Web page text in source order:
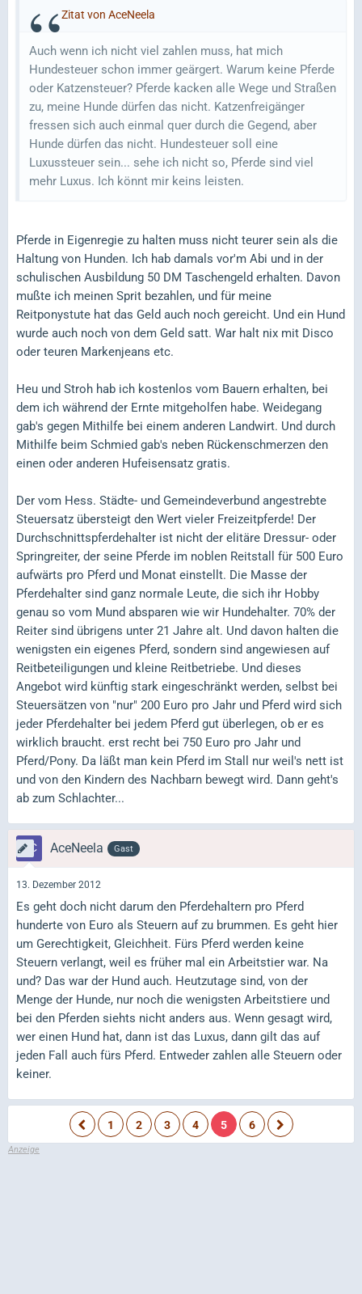
Zitat von AceNeela
Auch wenn ich nicht viel zahlen muss, hat mich
Hundesteuer schon immer geärgert. Warum keine Pferde
oder Katzensteuer? Pferde kacken alle Wege und Straßen
zu, meine Hunde dürfen das nicht. Katzenfreigänger
fressen sich auch einmal quer durch die Gegend, aber
Hunde dürfen das nicht. Hundesteuer soll eine
Luxussteuer sein... sehe ich nicht so, Pferde sind viel
mehr Luxus. Ich könnt mir keins leisten.
Pferde in Eigenregie zu halten muss nicht teurer sein als die
Haltung von Hunden. Ich hab damals vor'm Abi und in der
schulischen Ausbildung 50 DM Taschengeld erhalten. Davon
mußte ich meinen Sprit bezahlen, und für meine
Reitponystute hat das Geld auch noch gereicht. Und ein Hund
wurde auch noch von dem Geld satt. War halt nix mit Disco
oder teuren Markenjeans etc.
Heu und Stroh hab ich kostenlos vom Bauern erhalten, bei
dem ich während der Ernte mitgeholfen habe. Weidegang
gab's gegen Mithilfe bei einem anderen Landwirt. Und durch
Mithilfe beim Schmied gab's neben Rückenschmerzen den
einen oder anderen Hufeisensatz gratis.
Der vom Hess. Städte- und Gemeindeverbund angestrebte
Steuersatz übersteigt den Wert vieler Freizeitpferde! Der
Durchschnittspferdehalter ist nicht der elitäre Dressur- oder
Springreiter, der seine Pferde im noblen Reitstall für 500 Euro
aufwärts pro Pferd und Monat einstellt. Die Masse der
Pferdehalter sind ganz normale Leute, die sich ihr Hobby
genau so vom Mund absparen wie wir Hundehalter. 70% der
Reiter sind übrigens unter 21 Jahre alt. Und davon halten die
wenigsten ein eigenes Pferd, sondern sind angewiesen auf
Reitbeteiligungen und kleine Reitbetriebe. Und dieses
Angebot wird künftig stark eingeschränkt werden, selbst bei
Steuersätzen von "nur" 200 Euro pro Jahr und Pferd wird sich
jeder Pferdehalter bei jedem Pferd gut überlegen, ob er es
wirklich braucht. erst recht bei 750 Euro pro Jahr und
Pferd/Pony. Da läßt man kein Pferd im Stall nur weil's nett ist
und von den Kindern des Nachbarn bewegt wird. Dann geht's
ab zum Schlachter...
AceNeela Gast
13. Dezember 2012
Es geht doch nicht darum den Pferdehaltern pro Pferd
hunderte von Euro als Steuern auf zu brummen. Es geht hier
um Gerechtigkeit, Gleichheit. Fürs Pferd werden keine
Steuern verlangt, weil es früher mal ein Arbeitstier war. Na
und? Das war der Hund auch. Heutzutage sind, von der
Menge der Hunde, nur noch die wenigsten Arbeitstiere und
bei den Pferden siehts nicht anders aus. Wenn gesagt wird,
wer einen Hund hat, dann ist das Luxus, dann gilt das auf
jeden Fall auch fürs Pferd. Entweder zahlen alle Steuern oder
keiner.
1 2 3 4 5 6